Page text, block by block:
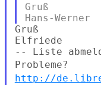
Gruß
Gruß
Elfriede
Probleme?
http://